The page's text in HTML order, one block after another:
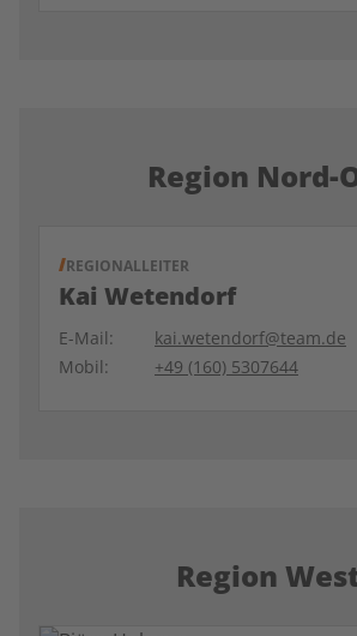
Region Nord-
REGIONALLEITER
Kai Wetendorf
E-Mail:
kai.wetendorf@team.de
Mobil:
+49 (160) 5307644
Region